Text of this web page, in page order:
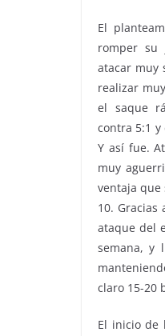
El
romper su
atacar muy
realizar
el saque
contra 5:1
Y así fue.
muy
ventaja que
10.
ataque del
semana, y
claro 15-20
El inicio de